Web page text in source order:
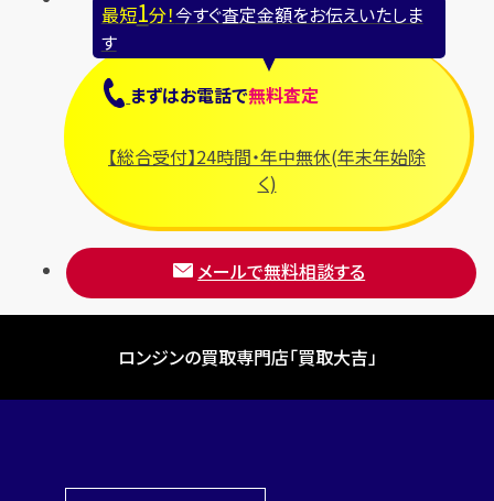
最短1分！今すぐ査定金額をお伝えいたしま
す
まずはお電話で無料査定
【総合受付】24時間・年中無休(年末年始除
く)
メールで無料相談する
ロンジンの買取専門店「買取大吉」